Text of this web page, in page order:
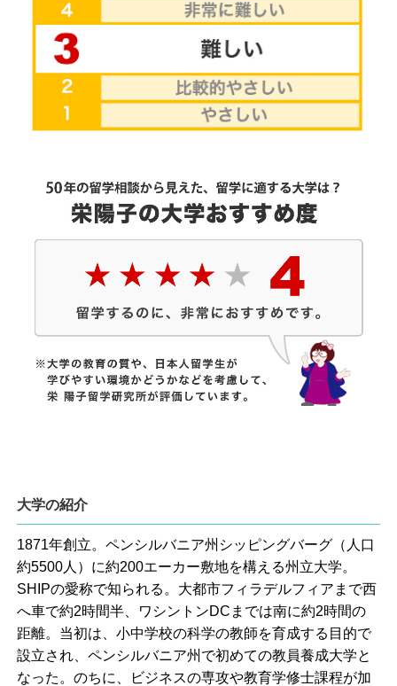
大学の紹介
1871年創立。ペンシルバニア州シッピングバーグ（人口
約5500人）に約200エーカー敷地を構える州立大学。
SHIPの愛称で知られる。大都市フィラデルフィアまで西
へ車で約2時間半、ワシントンDCまでは南に約2時間の
距離。当初は、小中学校の科学の教師を育成する目的で
設立され、ペンシルバニア州で初めての教員養成大学と
なった。のちに、ビジネスの専攻や教育学修士課程が加